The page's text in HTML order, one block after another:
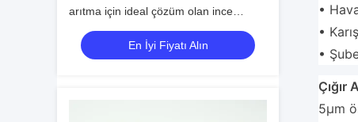
arıtma için ideal çözüm olan ince
kabarcık disk difüzörü
En İyi Fiyatı Alın
•
•
•
Çığır
5μm